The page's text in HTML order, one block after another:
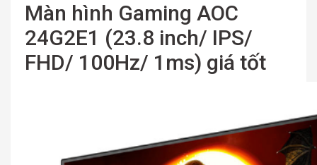
Màn hình Gaming AOC
24G2E1 (23.8 inch/ IPS/
FHD/ 100Hz/ 1ms) giá tốt